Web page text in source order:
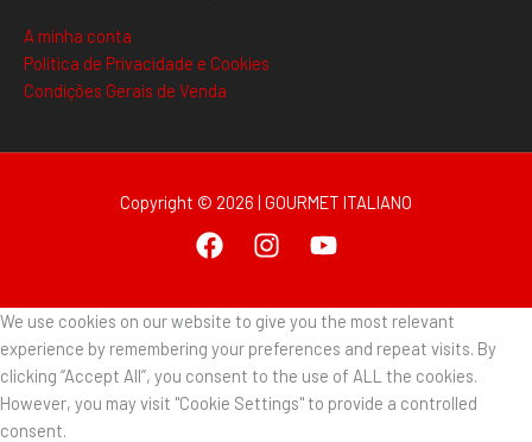
A minha conta
Politica de Privacidade e Cookies
Condições Gerais de Venda
Copyright © 2026 | GOURMET ITALIANO
We use cookies on our website to give you the most relevant
experience by remembering your preferences and repeat visits. By
clicking “Accept All”, you consent to the use of ALL the cookies.
However, you may visit "Cookie Settings" to provide a controlled
consent.